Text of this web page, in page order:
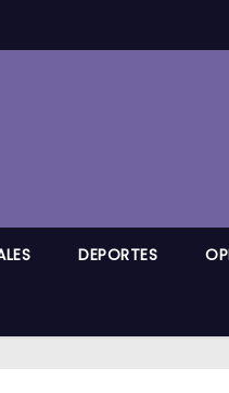
DEPORTES